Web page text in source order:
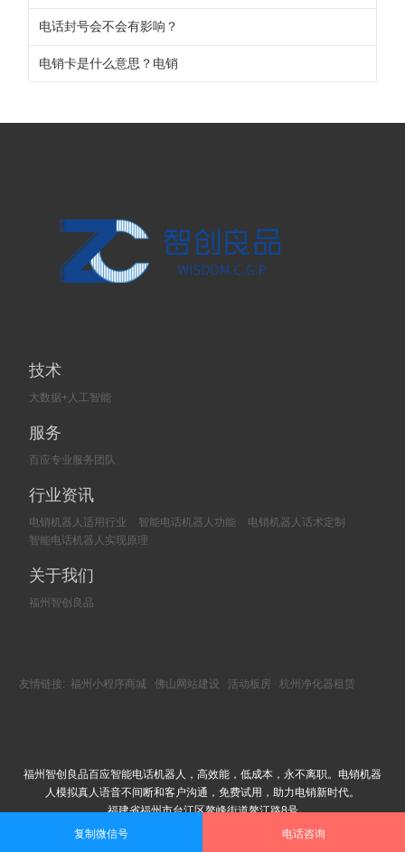
电话封号会不会有影响？
电销卡是什么意思？电销
技术
大数据+人工智能
服务
百应专业服务团队
行业资讯
电销机器人适用行业 智能电话机器人功能
电销机器人话术定制
智能电话机器人实现原理
关于我们
福州智创良品
友情链接: 福州小程序商城 佛山网站建设 活动板房 杭州净化器租赁
福州智创良品百应智能电话机器人，高效能，低成本，永不离职。电销机器
人模拟真人语音不间断和客户沟通，免费试用，助力电销新时代。
福建省福州市台江区鳌峰街道鳌江路8号
Copyright © 2002-2018 福州智创良品科技有限公司 版权所有
复制微信号 电话咨询